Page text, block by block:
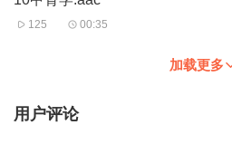
125 00:35
加载更多
用户评论